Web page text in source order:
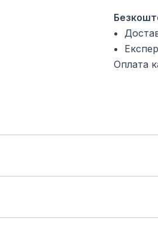
Оплата
швидкому вимиванню
м’яким, блискучим і
волосся, відновлює його